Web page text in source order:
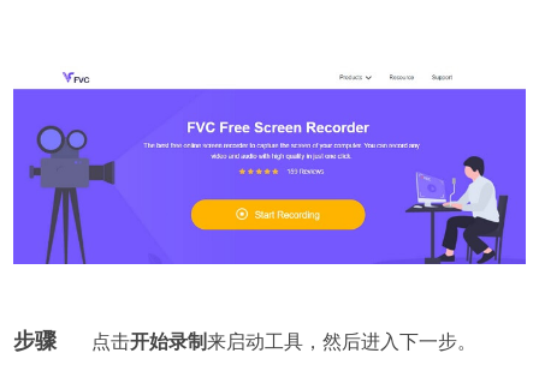
步骤
点击开始录制来启动工具，然后进入下一步。